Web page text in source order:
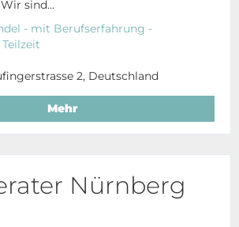
sind...
- mit Berufserfahrung -
2, Deutschland
Mehr
Nürnberg